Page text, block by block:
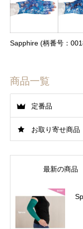
Sapphire (柄番号：
商品一覧
定番品
お取り寄せ商品
最新の商品